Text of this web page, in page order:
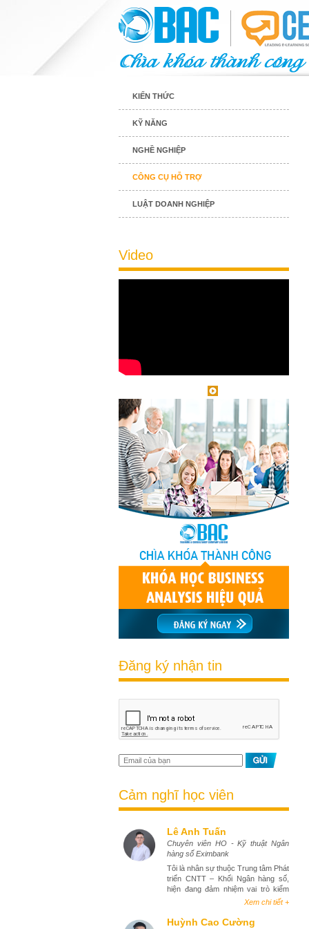
KIẾN THỨC
KỸ NĂNG
NGHỀ NGHIỆP
CÔNG CỤ HỖ TRỢ
LUẬT DOANH NGHIỆP
Video
Đăng ký nhận tin
Cảm nghĩ học viên
Lê Anh Tuấn
Chuyên viên HO - Kỹ thuật Ngân
hàng số Eximbank
Tôi là nhân sự thuộc Trung tâm Phát
triển CNTT – Khối Ngân hàng số,
hiện đang đảm nhiệm vai trò kiểm
thử phần mềm (tester). Việc tham
mang lại cho tôi góc nhìn toàn diện
Xem chi tiết +
Huỳnh Cao Cường